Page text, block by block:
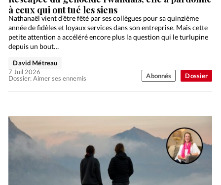
Dossier
à ceux qui ont tué les siens
Nathanaël vient d’être fêté par ses collègues pour sa quinzième
année de fidèles et loyaux services dans son entreprise. Mais cette
petite attention a accéléré encore plus la question qui le turlupine
depuis un bout…
Dossier: Aimer ses ennemis
David Métreau
7 Juil 2026
Abonnés